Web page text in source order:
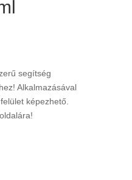
segítség
Alkalmazásával
képezhető.